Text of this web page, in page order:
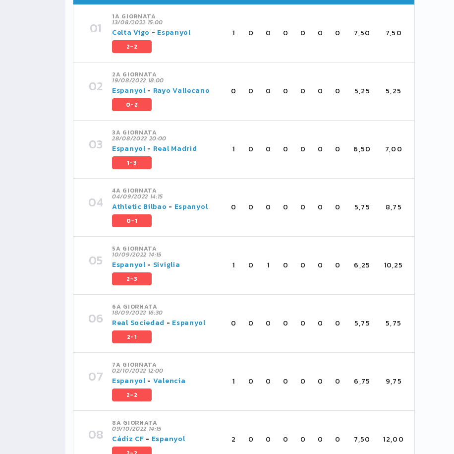
1A GIORNATA
13/08/2022 15:00
Celta Vigo - Espanyol
2-2
1 0 0 0 0 0 0 7,50 7,50
2A GIORNATA
19/08/2022 18:00
Espanyol - Rayo Vallecano
0-2
0 0 0 0 0 0 0 5,25 5,25
3A GIORNATA
28/08/2022 20:00
Espanyol - Real Madrid
1-3
1 0 0 0 0 0 0 6,50 7,00
4A GIORNATA
04/09/2022 14:15
Athletic Bilbao - Espanyol
0-1
0 0 0 0 0 0 0 5,75 8,75
5A GIORNATA
10/09/2022 14:15
Espanyol - Siviglia
2-3
1 0 1 0 0 0 0 6,25 10,25
6A GIORNATA
18/09/2022 16:30
Real Sociedad - Espanyol
2-1
0 0 0 0 0 0 0 5,75 5,75
7A GIORNATA
02/10/2022 12:00
Espanyol - Valencia
2-2
1 0 0 0 0 0 0 6,75 9,75
8A GIORNATA
09/10/2022 14:15
Cádiz CF - Espanyol 2 0 0 0 0 0 0 7,50 12,00